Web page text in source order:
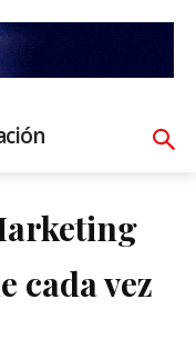
cada vez